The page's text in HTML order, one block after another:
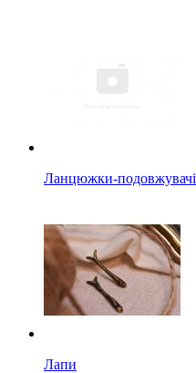
Ланцюжки-подовжувачі
Лапи